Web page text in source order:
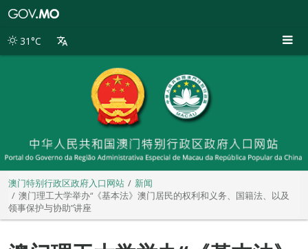
别
31°C
澳门特别行政区政府入口网站
新闻
澳门理工大学举办“《基本法》澳门居民的权利和义务、国籍法、以及
领事保护与协助”讲座